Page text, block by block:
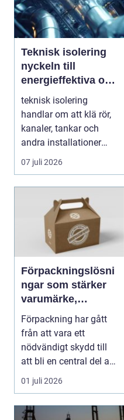
Teknisk isolering
nyckeln till
energieffektiva och
driftsäkra
anläggningar
teknisk isolering
handlar om att klä rör,
kanaler, tankar och
andra installationer
med isolermateria...
07 juli 2026
Förpackningslösni
ngar som stärker
varumärke,
hållbarhet och
lönsamhet
Förpackning har gått
från att vara ett
nödvändigt skydd till
att bli en central del av
varumärket, k...
01 juli 2026